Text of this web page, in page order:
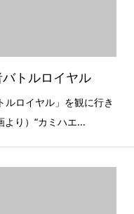
トルロイヤル
ルロイヤル」を観に行き
り）“カミハエ...